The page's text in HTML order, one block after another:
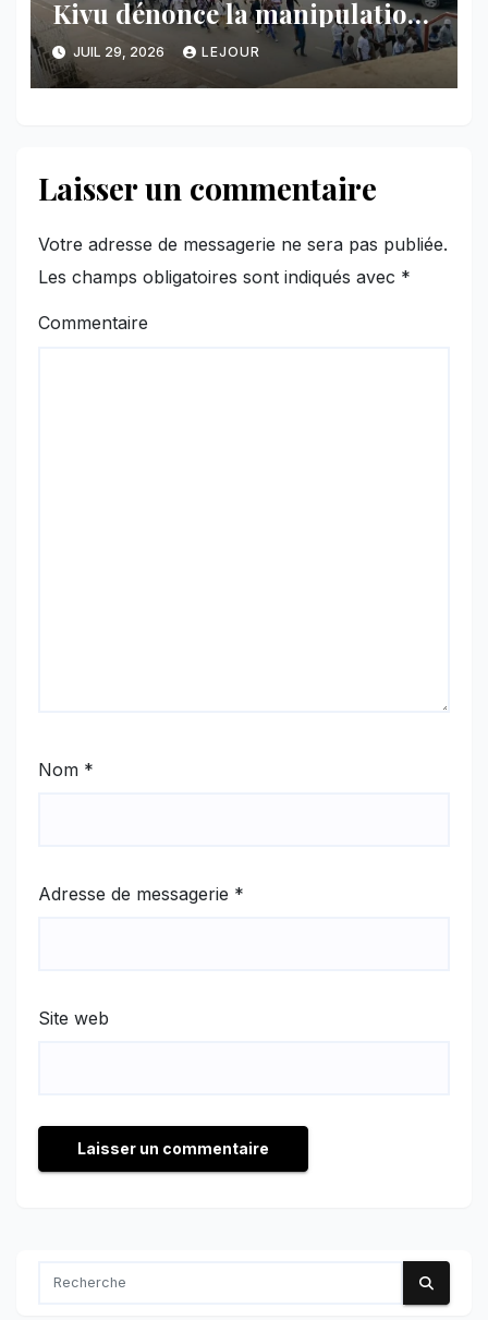
Kivu dénonce la manipulation
des manifestations par
l’AFC/M23
JUIL 29, 2026 LEJOUR
Laisser un commentaire
Votre adresse de messagerie ne sera pas publiée.
Les champs obligatoires sont indiqués avec *
Commentaire
Nom *
Adresse de messagerie *
Site web